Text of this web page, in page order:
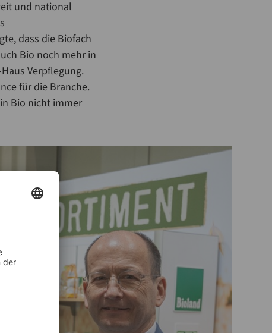
und national
dass die Biofach
Bio noch mehr in
Verpflegung.
für die Branche.
Bio nicht immer